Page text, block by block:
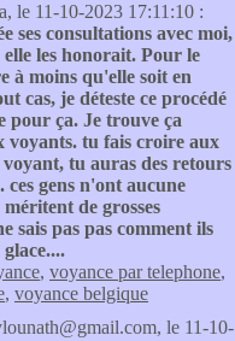
le 11-10-2023 17:11:10 :
ses consultations avec moi,
les honorait. Pour le
à moins qu'elle soit en
cas, je déteste ce procédé
pour ça. Je trouve ça
voyants. tu fais croire aux
tu auras des retours
ces gens n'ont aucune
de grosses
sais pas pas comment ils
, voyance par telephone,
, voyance belgique
le 11-10-